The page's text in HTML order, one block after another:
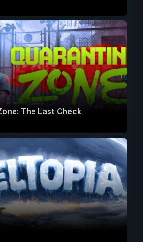
The Last Check